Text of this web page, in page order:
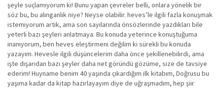
şeyle suçlamıyorum ki! Bunu yapan çevreler belli, onlara yönelik bir
söz bu, bu alınganlık niye? Neyse olabilir. heves’le ilgili fazla konuşmak
istemiyorum artık, ama son sayılarında önsözlerinde yazdıkları bile
yeterli bazı şeyleri anlatmaya. Bu konuda yeterince konuştuğuma
inanıyorum, ben heves eleştirmeni değilim ki sürekli bu konuda
yazayım. Hevesle ilgili düşüncelerim daha önce şekillenebilirdi, ama
işte dışarıdan bazı şeyler daha net göründü gözüme, size de tavsiye
ederim! Huyname benim 40 yaşında çıkardığım ilk kitabım, Doğrusu bu
yaşıma kadar da kitap hazırlayayım diye de uğraşmadım, hep şiir